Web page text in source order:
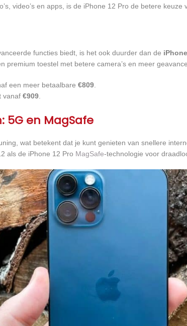
video’s en apps, is de iPhone 12 Pro de betere
functies biedt, is het ook duurder dan de
premium toestel met betere camera’s en meer
een meer betaalbare €809
vanaf €909
5G en MagSafe
wat betekent dat je kunt genieten van snellere
als de iPhone 12 Pro MagSafe-technologie voor